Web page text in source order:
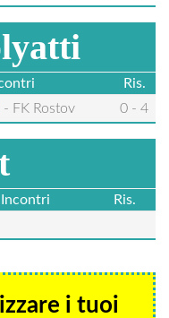
Ris.
- FK Rostov 0 - 4
Incontri
Ris.
i tuoi